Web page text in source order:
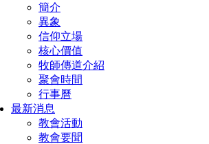
簡介
異象
信仰立場
核心價值
牧師傳道介紹
聚會時間
行事曆
最新消息
教會活動
教會要聞